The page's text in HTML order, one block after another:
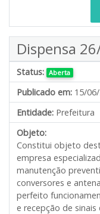
Dispensa
Status: Aberta
Publicado em: 15/
Entidade: Prefeitura
Objeto:
Constitui objeto
empresa
manutenção
conversores e
perfeito
e recepção de sinais